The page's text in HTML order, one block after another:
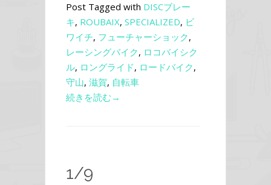
Post Tagged with DISCブレー
キ, ROUBAIX, SPECIALIZED, ビ
ワイチ, フューチャーショック,
レーシングバイク, ロコバイシク
ル, ロングライド, ロードバイク,
守山, 滋賀, 自転車
続きを読む→
1/9